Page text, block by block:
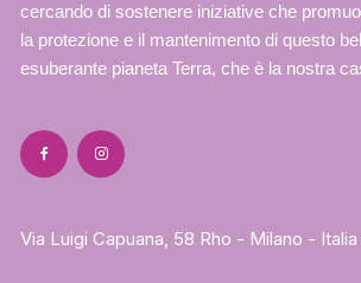
cercando di sostenere iniziative che
la protezione e il mantenimento di questo
esuberante pianeta Terra, che è la nostra
Via Luigi Capuana, 58 Rho - Milano - Italia